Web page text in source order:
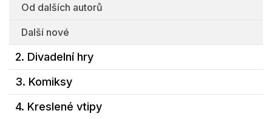
Od dalších autorů
Další nové
2. Divadelní hry
3. Komiksy
4. Kreslené vtipy